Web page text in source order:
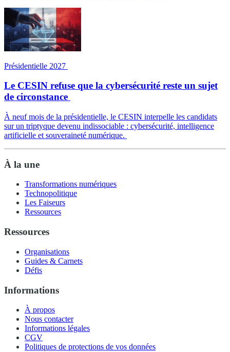
Présidentielle 2027
Le CESIN refuse que la cybersécurité reste un sujet
de circonstance
À neuf mois de la présidentielle, le CESIN interpelle les candidats
sur un triptyque devenu indissociable : cybersécurité, intelligence
artificielle et souveraineté numérique.
À la une
Transformations numériques
Technopolitique
Les Faiseurs
Ressources
Ressources
Organisations
Guides & Carnets
Défis
Informations
À propos
Nous contacter
Informations légales
CGV
Politiques de protections de vos données